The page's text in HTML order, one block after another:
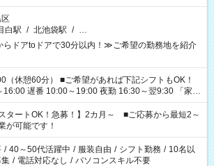
白駅 / 北池袋駅 / …
ドアtoドアで30分以内！≫ご希望の勤務地を紹介
希望があれば下記シフトもOK！
遅番 10:00～19:00 夜勤 16:30～翌9:30 「家族
せたい」 「余裕を持って夕飯の準備がしたい」
残業はしたくない」 など、ご希望を教えてください
のお仕事の勤務時間。 合計で週40時間を超える場
ません。
スタートOK！急募！】2カ月～ ■ご応募から最短2～
が可能です！
/ 40～50代活躍中 / 服装自由 / シフト勤務 / 10名以
/ 電話対応なし / パソコンスキル不要